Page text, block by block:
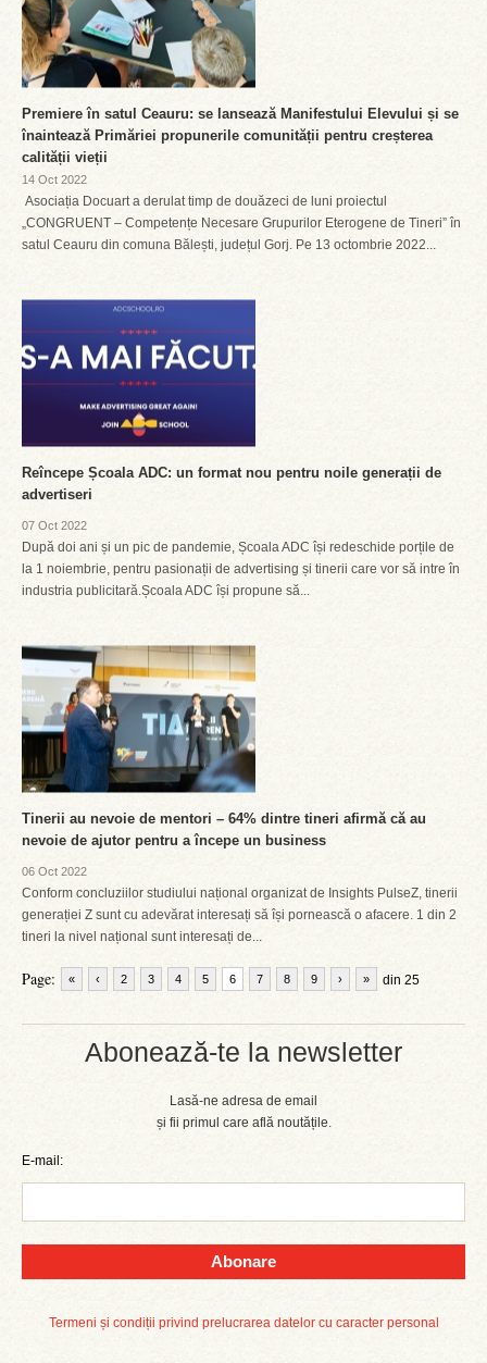
Abonează-te la newsletter
Lasă-ne adresa de email
și fii primul care află noutățile.
E-mail:
Abonare
Termeni și condiții privind prelucrarea datelor cu caracter personal
Premiere în satul Ceauru: se lansează Manifestului Elevului și se
înaintează Primăriei propunerile comunității pentru creșterea
calității vieții
14 Oct 2022
Asociația Docuart a derulat timp de douăzeci de luni proiectul
„CONGRUENT – Competențe Necesare Grupurilor Eterogene de Tineri” în
satul Ceauru din comuna Bălești, județul Gorj. Pe 13 octombrie 2022...
Reîncepe Școala ADC: un format nou pentru noile generații de
advertiseri
07 Oct 2022
După doi ani și un pic de pandemie, Școala ADC își redeschide porțile de
la 1 noiembrie, pentru pasionații de advertising și tinerii care vor să intre în
industria publicitară.Școala ADC își propune să...
Tinerii au nevoie de mentori – 64% dintre tineri afirmă că au
nevoie de ajutor pentru a începe un business
06 Oct 2022
Conform concluziilor studiului național organizat de Insights PulseZ, tinerii
generației Z sunt cu adevărat interesați să își pornească o afacere. 1 din 2
tineri la nivel național sunt interesați de...
Page: « ‹ 2 3 4 5 6 7 8 9 din 25
› »